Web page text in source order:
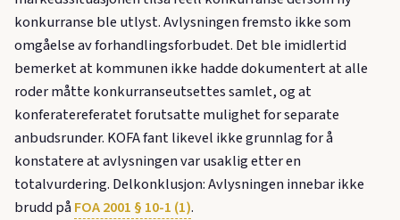
konkurranse ble utlyst. Avlysningen fremsto ikke som
omgåelse av forhandlingsforbudet. Det ble imidlertid
bemerket at kommunen ikke hadde dokumentert at alle
roder måtte konkurranseutsettes samlet, og at
konferatereferatet forutsatte mulighet for separate
anbudsrunder. KOFA fant likevel ikke grunnlag for å
konstatere at avlysningen var usaklig etter en
totalvurdering. Delkonklusjon: Avlysningen innebar ikke
brudd påFOA 2001 § 10-1 (1).